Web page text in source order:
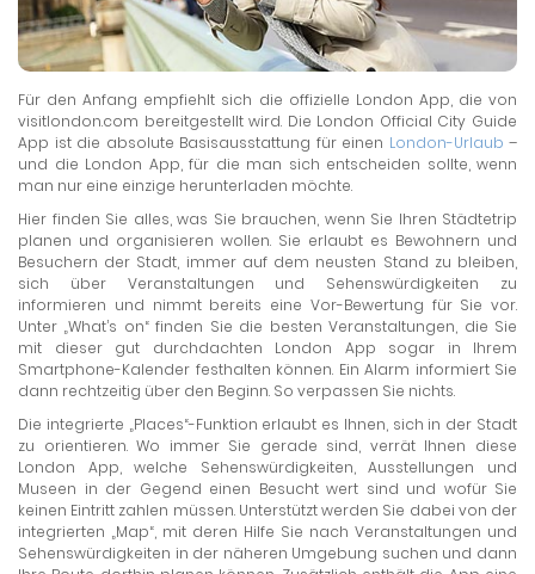
Für den Anfang empfiehlt sich die offizielle London App, die von
visitlondon.com bereitgestellt wird. Die London Official City Guide
App ist die absolute Basisausstattung für einen London-Urlaub –
und die London App, für die man sich entscheiden sollte, wenn
man nur eine einzige herunterladen möchte.
Hier finden Sie alles, was Sie brauchen, wenn Sie Ihren Städtetrip
planen und organisieren wollen. Sie erlaubt es Bewohnern und
Besuchern der Stadt, immer auf dem neusten Stand zu bleiben,
sich über Veranstaltungen und Sehenswürdigkeiten zu
informieren und nimmt bereits eine Vor-Bewertung für Sie vor.
Unter „What’s on“ finden Sie die besten Veranstaltungen, die Sie
mit dieser gut durchdachten London App sogar in Ihrem
Smartphone-Kalender festhalten können. Ein Alarm informiert Sie
dann rechtzeitig über den Beginn. So verpassen Sie nichts.
Die integrierte „Places“-Funktion erlaubt es Ihnen, sich in der Stadt
zu orientieren. Wo immer Sie gerade sind, verrät Ihnen diese
London App, welche Sehenswürdigkeiten, Ausstellungen und
Museen in der Gegend einen Besucht wert sind und wofür Sie
keinen Eintritt zahlen müssen. Unterstützt werden Sie dabei von der
integrierten „Map“, mit deren Hilfe Sie nach Veranstaltungen und
Sehenswürdigkeiten in der näheren Umgebung suchen und dann